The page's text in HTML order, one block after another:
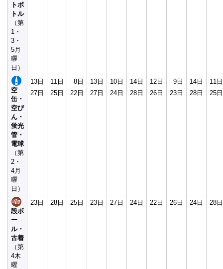
トボ
トル
（第
1・
3・
5月
曜
日）
空
缶・
空び
ん・
蛍光
管・
電球
（第
2・
4月
曜
日）
13日
27日
11日
25日
8日
22日
13日
27日
10日
24日
14日
28日
12日
26日
9日
23日
14日
28日
11日
25日
段ボ
ー
ル・
古着
（第
4木
曜
23日 28日 25日 23日 27日 24日 22日 26日 24日 28日